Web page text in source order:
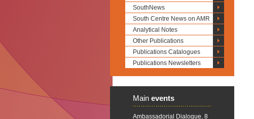
SouthNews
South Centre News on AMR
Analytical Notes
Other Publications
Publications Catalogues
Publications Newsletters
Main events
Ambassadorial Dialogue, 8